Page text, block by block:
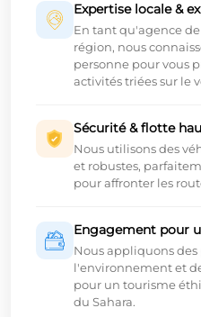
Expertise locale &
En tant qu'agence
région, nous
personne pour vous
activités triées sur le
Sécurité & flotte
Nous utilisons des
et robustes,
pour affronter les
Engagement pour
Nous appliquons
l'environnement et
pour un tourisme
du Sahara.